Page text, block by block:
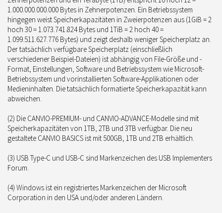
1.000.000.000.000 Bytes in Zehnerpotenzen. Ein Betriebssystem
hingegen weist Speicherkapazitäten in Zweierpotenzen aus (1GiB = 2
hoch 30 = 1.073.741.824 Bytes und 1TiB = 2 hoch 40 =
1.099.511.627.776 Bytes) und zeigt deshalb weniger Speicherplatz an.
Der tatsächlich verfügbare Speicherplatz (einschließlich
verschiedener Beispiel-Dateien) ist abhängig von File-Größe und -
Format, Einstellungen, Software und Betriebssystem wie Microsoft-
Betriebssystem und vorinstallierten Software-Applikationen oder
Medieninhalten. Die tatsächlich formatierte Speicherkapazität kann
abweichen.
(2) Die CANVIO-PREMIUM- und CANVIO-ADVANCE-Modelle sind mit
Speicherkapazitäten von 1TB, 2TB und 3TB verfügbar. Die neu
gestaltete CANVIO BASICS ist mit 500GB, 1TB und 2TB erhältlich.
(3) USB Type-C und USB-C sind Markenzeichen des USB Implementers
Forum.
(4) Windows ist ein registriertes Markenzeichen der Microsoft
Corporation in den USA und/oder anderen Ländern.